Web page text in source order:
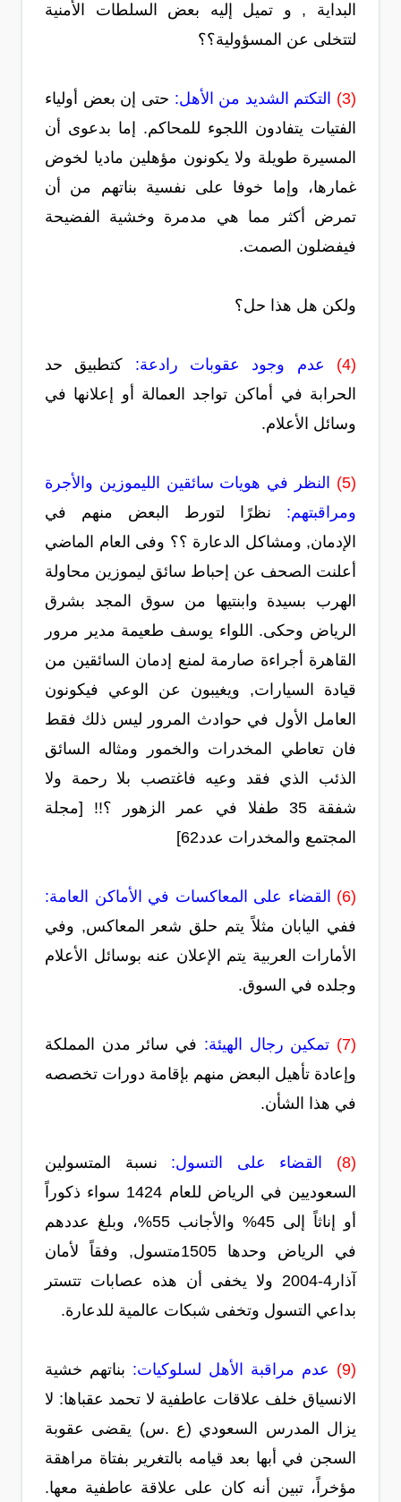
البداية , و تميل إليه بعض السلطات الأمنية
لتتخلى عن المسؤولية؟؟
(3) التكتم الشديد من الأهل: حتى إن بعض أولياء
الفتيات يتفادون اللجوء للمحاكم. إما بدعوى أن
المسيرة طويلة ولا يكونون مؤهلين ماديا لخوض
غمارها، وإما خوفا على نفسية بناتهم من أن
تمرض أكثر مما هي مدمرة وخشية الفضيحة
فيفضلون الصمت.
ولكن هل هذا حل؟
(4) عدم وجود عقوبات رادعة: كتطبيق حد
الحرابة في أماكن تواجد العمالة أو إعلانها في
وسائل الأعلام.
(5)
النظر في هويات سائقين الليموزين والأجرة
ومراقبتهم: نظرًا لتورط البعض منهم في
الإدمان, ومشاكل الدعارة ؟؟ وفى العام الماضي
أعلنت الصحف عن إحباط سائق ليموزين محاولة
الهرب بسيدة وابنتيها من سوق المجد بشرق
الرياض وحكى. اللواء يوسف طعيمة مدير مرور
القاهرة أجراءة صارمة لمنع إدمان السائقين من
قيادة السيارات, ويغيبون عن الوعي فيكونون
العامل الأول في حوادث المرور ليس ذلك فقط
فان تعاطي المخدرات والخمور ومثاله السائق
الذئب الذي فقد وعيه فاغتصب بلا رحمة ولا
شفقة 35 طفلا في عمر الزهور ؟!! [مجلة
المجتمع والمخدرات عدد62]
(6)
القضاء على المعاكسات في الأماكن العامة:
ففي اليابان مثلاً يتم حلق شعر المعاكس, وفي
الأمارات العربية يتم الإعلان عنه بوسائل الأعلام
وجلده في السوق.
(7) تمكين رجال الهيئة: في سائر مدن المملكة
وإعادة تأهيل البعض منهم بإقامة دورات تخصصه
في هذا الشأن.
(8) القضاء على التسول: نسبة المتسولين
السعوديين في الرياض للعام 1424 سواء ذكوراً
أو إناثاً إلى 45% والأجانب 55%، وبلغ عددهم
في الرياض وحدها 1505متسول, وفقاً لأمان
آذار4-2004 ولا يخفى أن هذه عصابات تتستر
بداعي التسول وتخفى شبكات عالمية للدعارة.
(9) عدم مراقبة الأهل لسلوكيات: بناتهم خشية
الانسياق خلف علاقات عاطفية لا تحمد عقباها: لا
يزال المدرس السعودي (ع .س) يقضى عقوبة
السجن في أبها بعد قيامه بالتغرير بفتاة مراهقة
مؤخراً، تبين أنه كان على علاقة عاطفية معها.